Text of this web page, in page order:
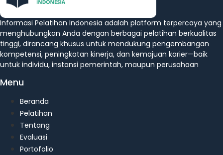
Informasi Pelatihan Indonesia adalah platform terpercaya yang
menghubungkan Anda dengan berbagai pelatihan berkualitas
tinggi, dirancang khusus untuk mendukung pengembangan
kompetensi, peningkatan kinerja, dan kemajuan karier—baik
untuk individu, instansi pemerintah, maupun perusahaan
Menu
Beranda
Pelatihan
Tentang
Evaluasi
Portofolio